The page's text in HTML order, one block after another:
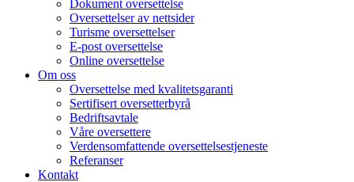
Dokument oversettelse
Oversettelser av nettsider
Turisme oversettelser
E-post oversettelse
Online oversettelse
Om oss
Oversettelse med kvalitetsgaranti
Sertifisert oversetterbyrå
Bedriftsavtale
Våre oversettere
Verdensomfattende oversettelsestjeneste
Referanser
Kontakt